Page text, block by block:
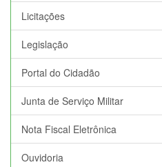
Licitações
Legislação
Portal do Cidadão
Junta de Serviço Militar
Nota Fiscal Eletrônica
Ouvidoria